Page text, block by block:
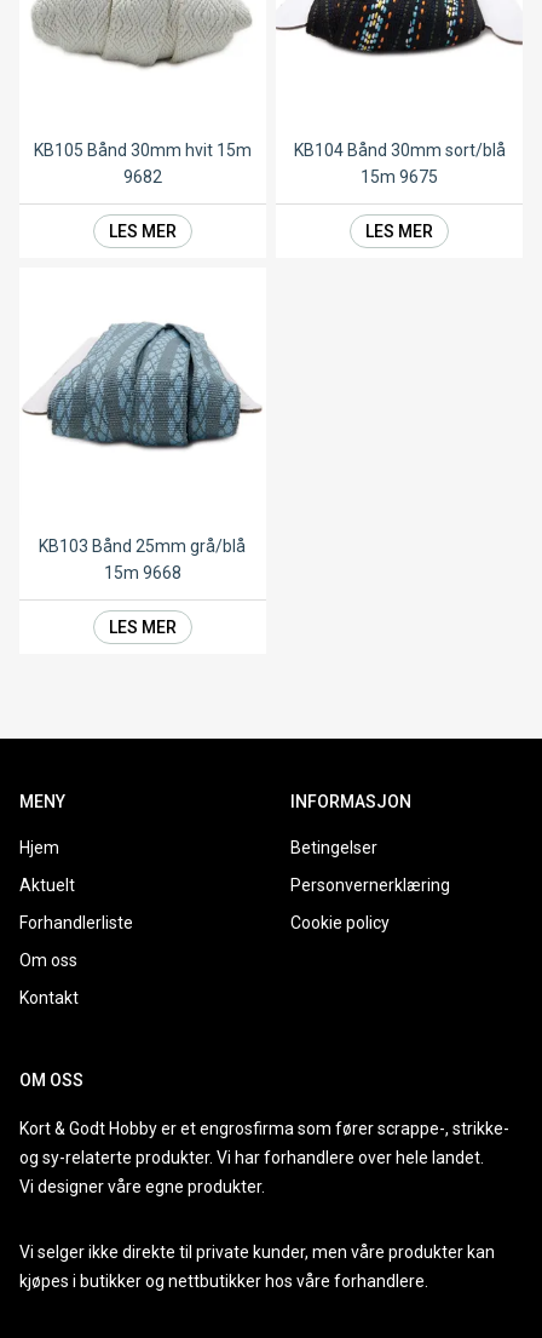
KB105 Bånd 30mm hvit 15m
9682
LES MER
KB104 Bånd 30mm sort/blå
15m 9675
LES MER
KB103 Bånd 25mm grå/blå
15m 9668
LES MER
MENY
Hjem
Aktuelt
Forhandlerliste
Om oss
Kontakt
INFORMASJON
Betingelser
Personvernerklæring
Cookie policy
OM OSS
Kort & Godt Hobby er et engrosfirma som fører scrappe-, strikke-
og sy-relaterte produkter. Vi har forhandlere over hele landet.
Vi designer våre egne produkter.
Vi selger ikke direkte til private kunder, men våre produkter kan
kjøpes i butikker og nettbutikker hos våre forhandlere.